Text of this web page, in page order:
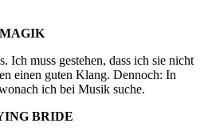
Ich muss gestehen, dass ich sie nicht
einen guten Klang. Dennoch: In
ich bei Musik suche.
BRIDE